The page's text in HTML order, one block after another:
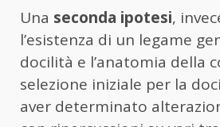
Una seconda ipotesi,
l’esistenza di un legame
docilità e l’anatomia della
selezione iniziale per la
aver determinato